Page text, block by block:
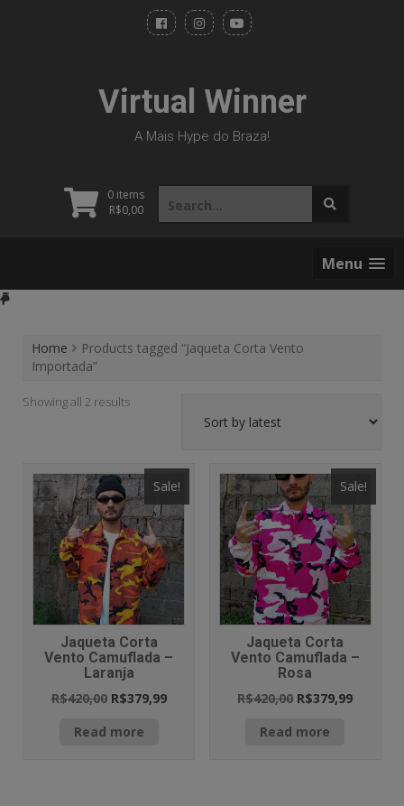
Virtual Winner
A Mais Hype do Braza!
0 items
R$0,00
Search
for:
Menu
Home
Products tagged “Jaqueta Corta Vento
Importada”
Showing all 2 results
Sale!
Jaqueta Corta
Vento Camuflada –
Laranja
R$420,00 R$379,99
Read more
Sale!
Jaqueta Corta
Vento Camuflada –
Rosa
R$420,00 R$379,99
Read more